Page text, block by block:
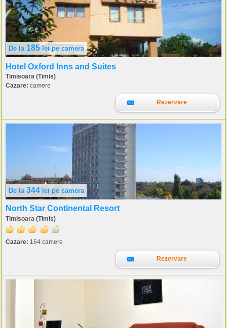
De la 185 leipe camera
Hotel Oxford Inns and Suites
Timisoara (Timis)
Cazare: camere
Rezervare
De la 344 lei pe camera
North Star Continental Resort
Timisoara (Timis)
Cazare: 164 camere
Rezervare